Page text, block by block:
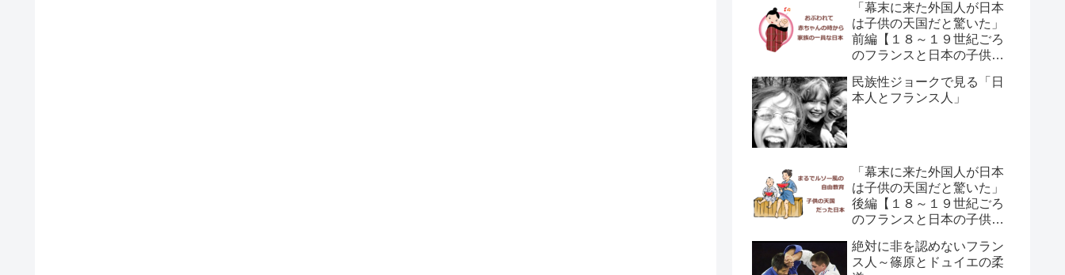
「幕末に来た外国人が日本
は子供の天国だと驚いた」
前編【１８～１９世紀ごろ
のフランスと日本の子供の
民族性ジョークで見る「日
本人とフランス人」
「幕末に来た外国人が日本
は子供の天国だと驚いた」
後編【１８～１９世紀ごろ
のフランスと日本の子供の
絶対に非を認めないフラン
ス人～篠原とドュイエの柔